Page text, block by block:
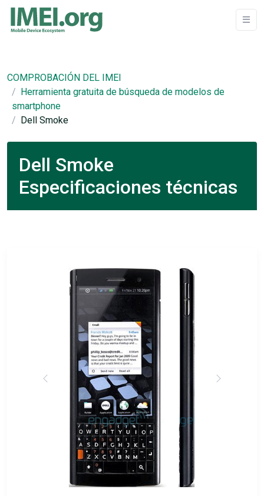
COMPROBACIÓN DEL IMEI
Herramienta gratuita de búsqueda de modelos de
smartphone
Dell Smoke
Dell Smoke
Especificaciones técnicas